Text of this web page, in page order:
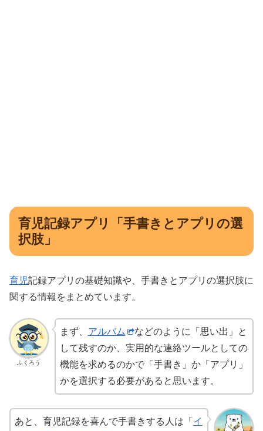
育児記録アプリ「手書きとアプリの選
択肢」
育児記録アプリの基礎知識や、手書きとアプリの選択肢に
関する情報をまとめています。
ふくろう
まず、 アルバム
などのように「思い出」と
して残すのか、実用的な連絡ツールとしての
機能を求めるのかで「手書き」か「アプリ」
かを選択する必要があると思います。
あと、育児記録を喜んで手書きする人は「 イ